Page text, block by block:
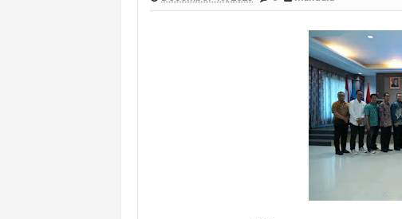
Imbauan Tegas Polsek Tanah Abang: Jangan
Kawal Tata Kelola Desa, Kapolsek Talang Ubi
Kawal Pembangunan Desa, Kapolsek Talang
Sosialisasi Larangan Bakar Lahan di Kota
Kebakaran Hanguskan Dua Rumah di Dusun